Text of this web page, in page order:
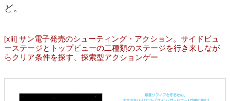
ど。
[xiii] サン電子発売のシューティング・アクション。サイドビュ
ーステージとトップビューの二種類のステージを行き来しなが
らクリア条件を探す、探索型アクションゲー